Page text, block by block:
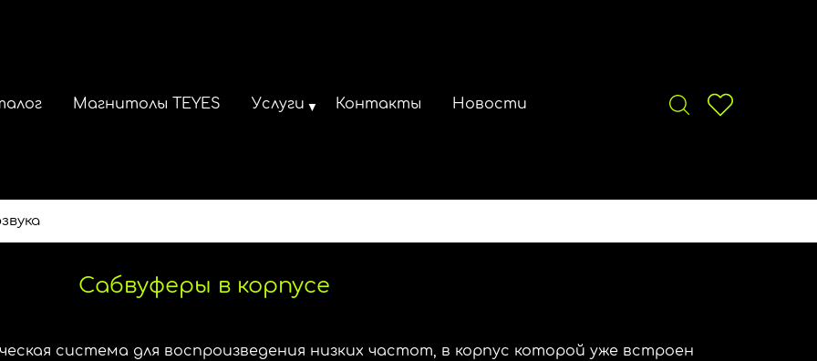
Магнитолы TEYES Услуги Контакты Новости
Сабвуферы в корпусе
система для воспроизведения низких частот, в корпус которой уже встроен